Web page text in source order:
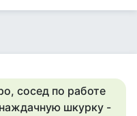
сосед по работе
шкурку -